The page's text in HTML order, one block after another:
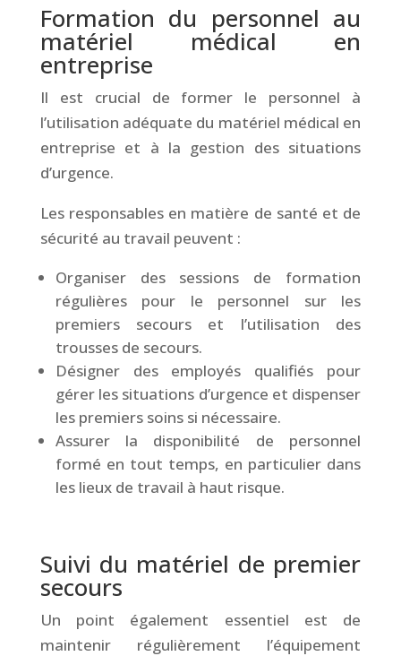
Formation du personnel au
matériel médical en
entreprise
Il est crucial de former le personnel à
l’utilisation adéquate du matériel médical en
entreprise et à la gestion des situations
d’urgence.
Les responsables en matière de santé et de
sécurité au travail peuvent :
Organiser des sessions de formation
régulières pour le personnel sur les
premiers secours et l’utilisation des
trousses de secours.
Désigner des employés qualifiés pour
gérer les situations d’urgence et dispenser
les premiers soins si nécessaire.
Assurer la disponibilité de personnel
formé en tout temps, en particulier dans
les lieux de travail à haut risque.
Suivi du matériel de premier
secours
Un point également essentiel est de
maintenir régulièrement l’équipement